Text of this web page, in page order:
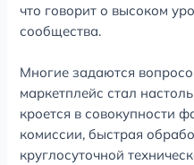
что говорит о высоком
сообщества.
Многие задаются
маркетплейс стал
кроется в совокупности
комиссии, быстрая
круглосуточной